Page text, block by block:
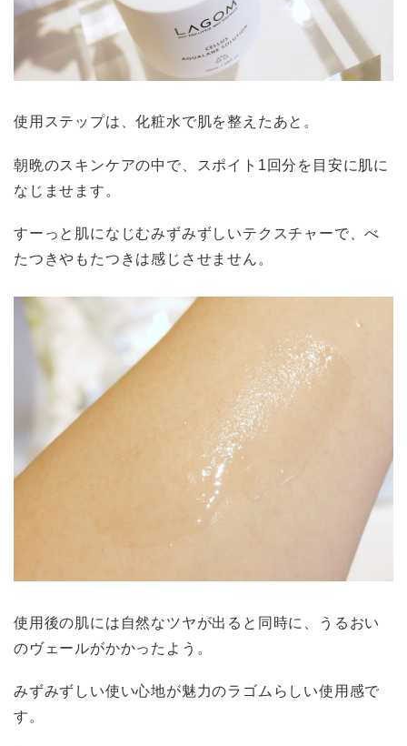
使用ステップは、化粧水で肌を整えたあと。
朝晩のスキンケアの中で、スポイト1回分を目安に肌に
なじませます。
すーっと肌になじむみずみずしいテクスチャーで、べ
たつきやもたつきは感じさせません。
使用後の肌には自然なツヤが出ると同時に、うるおい
のヴェールがかかったよう。
みずみずしい使い心地が魅力のラゴムらしい使用感で
す。